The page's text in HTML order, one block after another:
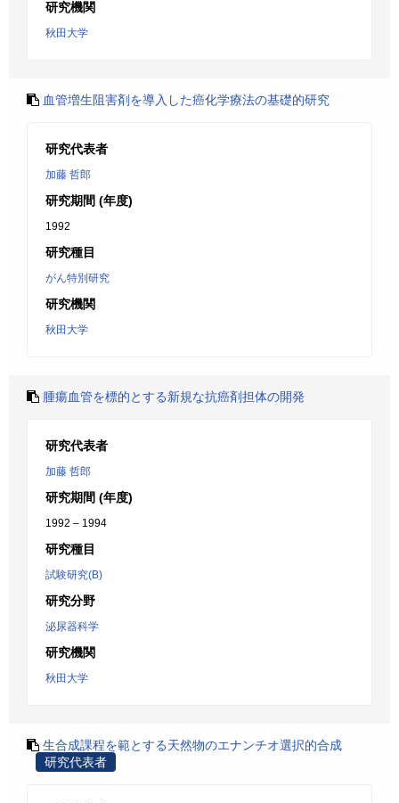
研究機関
秋田大学
血管増生阻害剤を導入した癌化学療法の基礎的研究
研究代表者
加藤 哲郎
研究期間 (年度)
1992
研究種目
がん特別研究
研究機関
秋田大学
腫瘍血管を標的とする新規な抗癌剤担体の開発
研究代表者
加藤 哲郎
研究期間 (年度)
1992 – 1994
研究種目
試験研究(B)
研究分野
泌尿器科学
研究機関
秋田大学
生合成課程を範とする天然物のエナンチオ選択的合成
研究代表者